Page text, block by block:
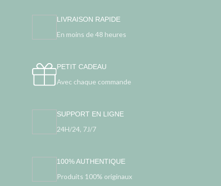
LIVRAISON RAPIDE
En moins de 48 heures
PETIT CADEAU
Avec chaque commande
SUPPORT EN LIGNE
24H/24, 7J/7
100% AUTHENTIQUE
Produits 100% originaux